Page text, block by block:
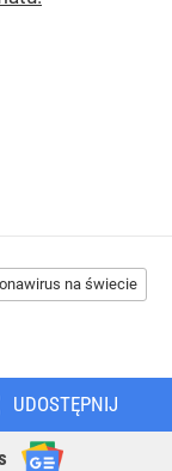
na świecie
UDOSTĘPNIJ